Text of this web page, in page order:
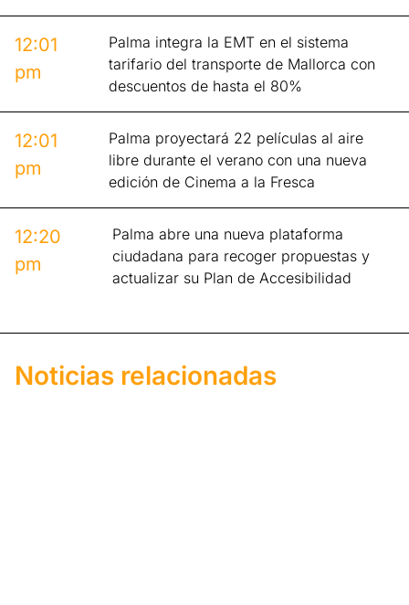
12:01
pm
Palma integra la EMT en el sistema
tarifario del transporte de Mallorca con
descuentos de hasta el 80%
12:01
pm
Palma proyectará 22 películas al aire
libre durante el verano con una nueva
edición de Cinema a la Fresca
12:20
pm
Palma abre una nueva plataforma
ciudadana para recoger propuestas y
actualizar su Plan de Accesibilidad
Noticias relacionadas